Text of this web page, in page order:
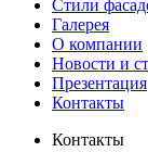
Стили
Галерея
О компании
Новости и
Презентация
Контакты
Контакты